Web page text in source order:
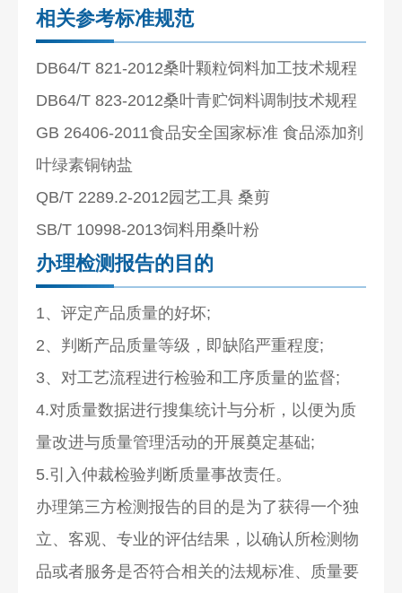
相关参考标准规范
DB64/T 821-2012桑叶颗粒饲料加工技术规程
DB64/T 823-2012桑叶青贮饲料调制技术规程
GB 26406-2011食品安全国家标准 食品添加剂
叶绿素铜钠盐
QB/T 2289.2-2012园艺工具 桑剪
SB/T 10998-2013饲料用桑叶粉
办理检测报告的目的
1、评定产品质量的好坏;
2、判断产品质量等级，即缺陷严重程度;
3、对工艺流程进行检验和工序质量的监督;
4.对质量数据进行搜集统计与分析，以便为质
量改进与质量管理活动的开展奠定基础;
5.引入仲裁检验判断质量事故责任。
办理第三方检测报告的目的是为了获得一个独
立、客观、专业的评估结果，以确认所检测物
品或者服务是否符合相关的法规标准、质量要